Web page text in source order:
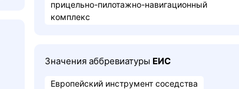
прицельно-пилотажно-навигационный
комплекс
Значения аббревиатуры ЕИС
Европейский инструмент соседства